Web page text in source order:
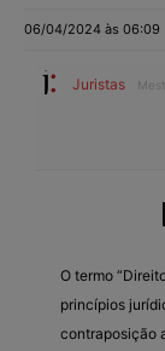
06/04/2024 às 06:09
Juristas
O termo
princípios
contraposição